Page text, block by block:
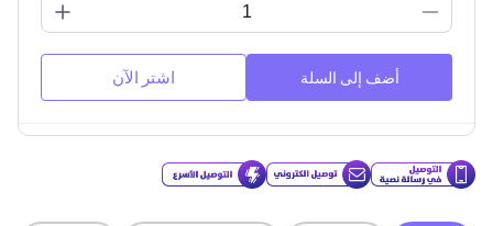
أضف إلى السلة اشتر الآن